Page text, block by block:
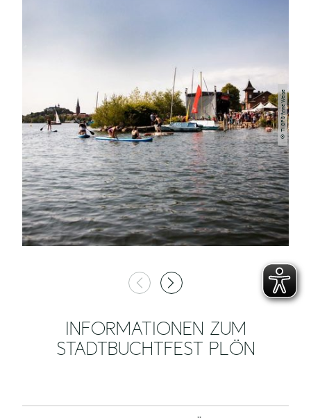
© TI GPS Anne Weise
INFORMATIONEN ZUM
STADTBUCHTFEST PLÖN